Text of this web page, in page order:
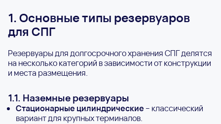
1. Основные типы резервуаров
для СПГ
Резервуары для долгосрочного хранения СПГ делятся
на несколько категорий в зависимости от конструкции
и места размещения.
1.1. Наземные резервуары
Стационарные цилиндрические – классический
вариант для крупных терминалов.